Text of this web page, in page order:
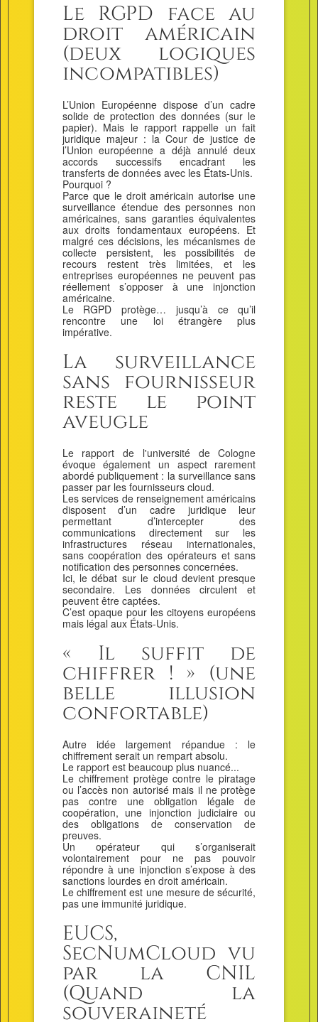
Le RGPD face au
droit américain
(deux logiques
incompatibles)
L’Union Européenne dispose d’un cadre
solide de protection des données (sur le
papier). Mais le rapport rappelle un fait
juridique majeur : la Cour de justice de
l’Union européenne a déjà annulé deux
accords successifs encadrant les
transferts de données avec les États-Unis.
Pourquoi ?
Parce que le droit américain autorise une
surveillance étendue des personnes non
américaines, sans garanties équivalentes
aux droits fondamentaux européens. Et
malgré ces décisions, les mécanismes de
collecte persistent, les possibilités de
recours restent très limitées, et les
entreprises européennes ne peuvent pas
réellement s’opposer à une injonction
américaine.
Le RGPD protège… jusqu’à ce qu’il
rencontre une loi étrangère plus
impérative.
La surveillance
sans fournisseur
reste le point
aveugle
Le rapport de l'université de Cologne
évoque également un aspect rarement
abordé publiquement : la surveillance sans
passer par les fournisseurs cloud.
Les services de renseignement américains
disposent d’un cadre juridique leur
permettant d’intercepter des
communications directement sur les
infrastructures réseau internationales,
sans coopération des opérateurs et sans
notification des personnes concernées.
Ici, le débat sur le cloud devient presque
secondaire. Les données circulent et
peuvent être captées.
C’est opaque pour les citoyens européens
mais légal aux États-Unis.
« Il suffit de
chiffrer ! » (une
belle illusion
confortable)
Autre idée largement répandue : le
chiffrement serait un rempart absolu.
Le rapport est beaucoup plus nuancé...
Le chiffrement protège contre le piratage
ou l’accès non autorisé mais il ne protège
pas contre une obligation légale de
coopération, une injonction judiciaire ou
des obligations de conservation de
preuves.
Un opérateur qui s’organiserait
volontairement pour ne pas pouvoir
répondre à une injonction s’expose à des
sanctions lourdes en droit américain.
Le chiffrement est une mesure de sécurité,
pas une immunité juridique.
EUCS,
SecNumCloud vu
par la CNIL
(Quand la
souveraineté